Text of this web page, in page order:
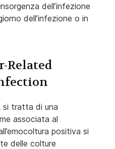
dell’infezione
dell’infezione o in
Related
si tratta di una
associata al
positiva si
delle colture